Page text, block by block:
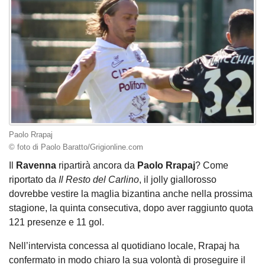
Paolo Rrapaj
© foto di Paolo Baratto/Grigionline.com
Ravenna ripartirà ancora da Paolo Rrapaj? Come
riportato da Il Resto del Carlino, il jolly giallorosso
dovrebbe vestire la maglia bizantina anche nella prossima
stagione, la quinta consecutiva, dopo aver raggiunto quota
121 presenze e 11 gol.
Nell’intervista concessa al quotidiano locale, Rrapaj ha
confermato in modo chiaro la sua volontà di proseguire il